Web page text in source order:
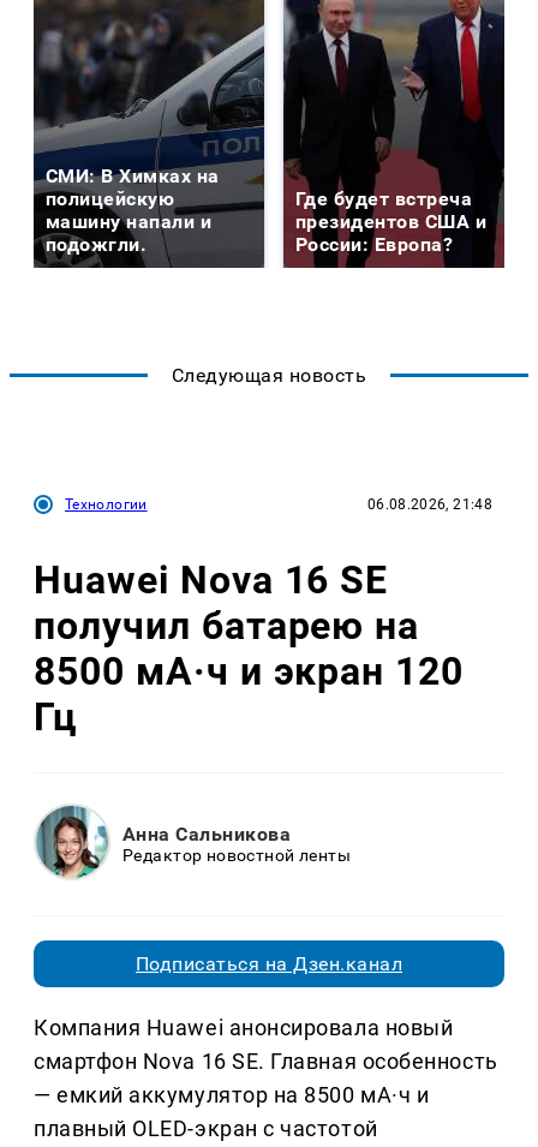
СМИ: В Химках на
полицейскую
машину напали и
подожгли.
Где будет встреча
президентов США и
России: Европа?
Следующая новость
Технологии 06.08.2026, 21:48
Huawei Nova 16 SE
получил батарею на
8500 мА·ч и экран 120
Гц
Анна Сальникова
Редактор новостной ленты
Подписаться на Дзен.канал
Компания Huawei анонсировала новый
смартфон Nova 16 SE. Главная особенность
— емкий аккумулятор на 8500 мА·ч и
плавный OLED-экран с частотой